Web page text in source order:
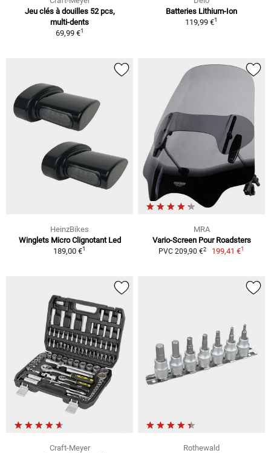
Jeu clés à douilles 52 pcs,
multi-dents
69,99 €1
Batteries Lithium-Ion
119,99 €1
HeinzBikes
Winglets Micro Clignotant Led
189,00 €1
MRA
Vario-Screen Pour Roadsters
PVC 209,90 €2 199,41 €1
Craft-Meyer
Rothewald